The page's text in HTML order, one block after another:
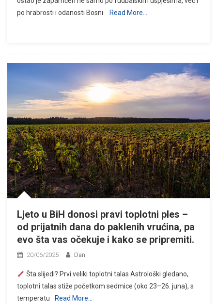
po hrabrosti i odanosti Bosni
Read More…
Ljeto u BiH donosi pravi toplotni ples –
od prijatnih dana do paklenih vrućina, pa
evo šta vas očekuje i kako se pripremiti.
20/06/2025 Dan
Šta slijedi? Prvi veliki toplotni talas Astrološki gledano,
toplotni talas stiže početkom sedmice (oko 23–26. juna), s
temperatu
Read More…